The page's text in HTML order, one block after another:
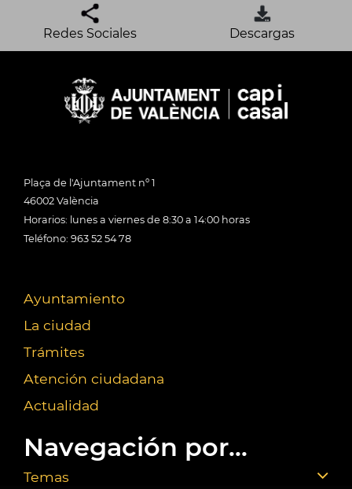
Redes Sociales Descargas
Plaça de l'Ajuntament nº 1
46002 València
Horarios: lunes a viernes de 8:30 a 14:00 horas
Teléfono: 963 52 54 78
Ayuntamiento
La ciudad
Trámites
Atención ciudadana
Actualidad
Navegación por...
Temas